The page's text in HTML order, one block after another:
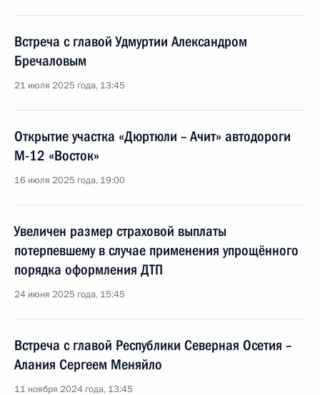
Встреча с главой Удмуртии Александром
Бречаловым
21 июля 2025 года, 13:45
Открытие участка «Дюртюли – Ачит» автодороги
М-12 «Восток»
16 июля 2025 года, 19:00
Увеличен размер страховой выплаты
потерпевшему в случае применения упрощённого
порядка оформления ДТП
24 июня 2025 года, 15:45
Встреча с главой Республики Северная Осетия –
Алания Сергеем Меняйло
11 ноября 2024 года, 13:45